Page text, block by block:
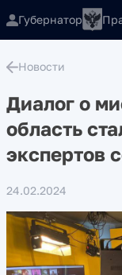
Губернатор
Новости
Диалог о
область
экспертов
24.02.2024